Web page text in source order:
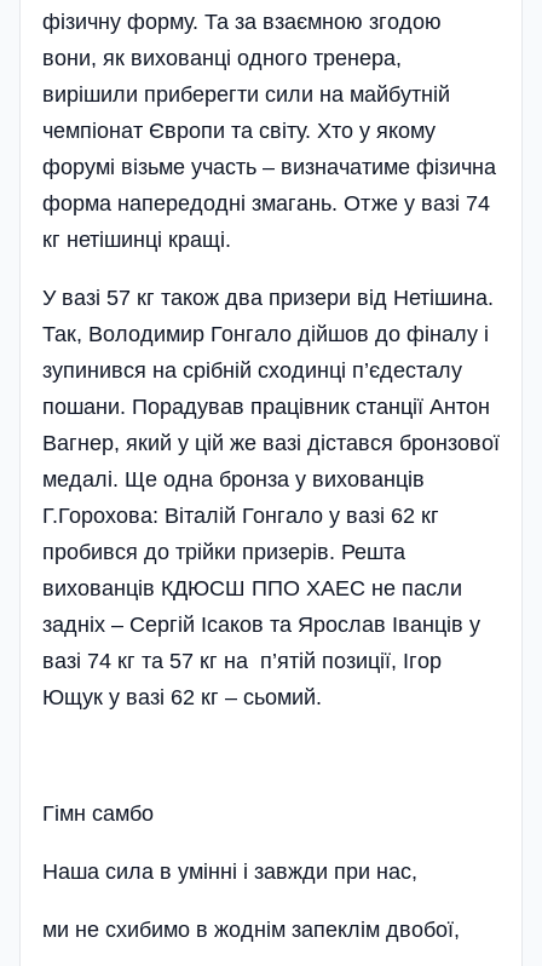
фізичну форму. Та за взаємною згодою
вони, як вихованці одного тренера,
вирішили приберегти сили на майбутній
чемпіонат Європи та світу. Хто у якому
форумі візьме участь – визначатиме фізична
форма напередодні змагань. Отже у вазі 74
кг нетішинці кращі.
У вазі 57 кг також два призери від Нетішина.
Так, Володимир Гонгало дійшов до фіналу і
зупинився на срібній сходинці п’єдесталу
пошани. Порадував працівник станції Антон
Вагнер, який у цій же вазі дістався бронзової
медалі. Ще одна бронза у вихованців
Г.Горохова: Віталій Гонгало у вазі 62 кг
пробився до трійки призерів. Решта
вихованців КДЮСШ ППО ХАЕС не пасли
задніх – Сергій Ісаков та Ярослав Іванців у
вазі 74 кг та 57 кг на п’ятій позиції, Ігор
Ющук у вазі 62 кг – сьомий.
Гімн самбо
Наша сила в умінні і завжди при нас,
ми не схибимо в жоднім запеклім двобої,